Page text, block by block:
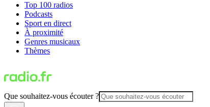
Top 100 radios
Podcasts
Sport en direct
À proximité
Genres musicaux
Thèmes
Que souhaitez-vous écouter ?